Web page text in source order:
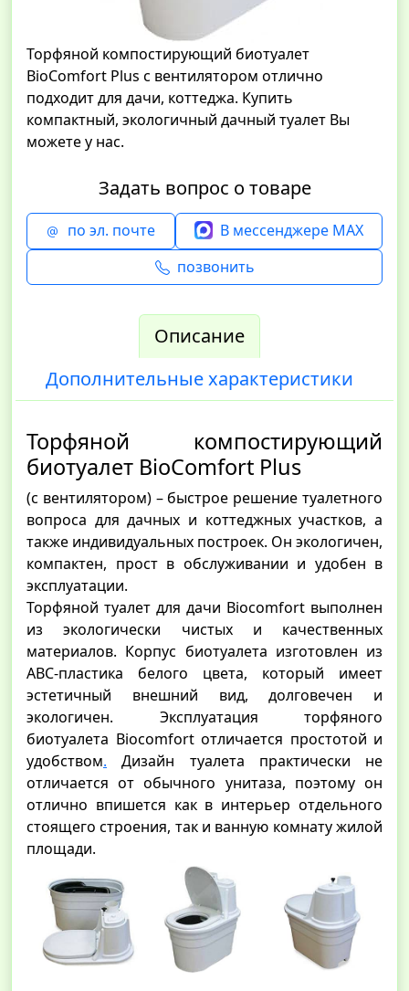
Торфяной компостирующий биотуалет
BioComfort Plus с вентилятором отлично
подходит для дачи, коттеджа. Купить
компактный, экологичный дачный туалет Вы
можете у нас.
Задать вопрос о товаре
по эл. почте
В мессенджере MAX
позвонить
Описание
Дополнительные характеристики
Торфяной компостирующий
биотуалет BioComfort Plus
(с вентилятором) – быстрое решение туалетного
вопроса для дачных и коттеджных участков, а
также индивидуальных построек. Он экологичен,
компактен, прост в обслуживании и удобен в
эксплуатации.
Торфяной туалет для дачи Biocomfort выполнен
из экологически чистых и качественных
материалов. Корпус биотуалета изготовлен из
ABC-пластика белого цвета, который имеет
эстетичный внешний вид, долговечен и
экологичен. Эксплуатация торфяного
биотуалета Biocomfort отличается простотой и
удобством. Дизайн туалета практически не
отличается от обычного унитаза, поэтому он
отлично впишется как в интерьер отдельного
стоящего строения, так и ванную комнату жилой
площади.